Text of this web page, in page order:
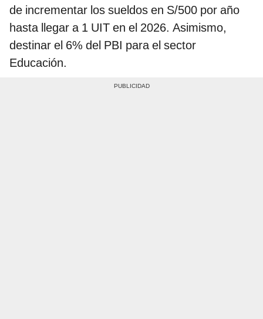
de incrementar los sueldos en S/500 por año
hasta llegar a 1 UIT en el 2026. Asimismo,
destinar el 6% del PBI para el sector
Educación.